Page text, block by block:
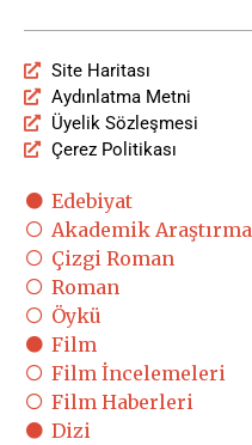
Site Haritası
Aydınlatma Metni
Üyelik Sözleşmesi
Çerez Politikası
Edebiyat
Akademik Araştırma
Çizgi Roman
Roman
Öykü
Film
Film İncelemeleri
Film Haberleri
Dizi